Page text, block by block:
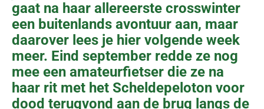
gaat na haar allereerste crosswinter
een buitenlands avontuur aan, maar
daarover lees je hier volgende week
meer. Eind september redde ze nog
mee een amateurfietser die ze na
haar rit met het Scheldepeloton voor
dood terugvond aan de brug langs de